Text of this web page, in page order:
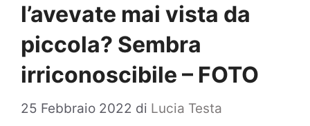
l’avevate mai vista da
piccola? Sembra
irriconoscibile – FOTO
25 Febbraio 2022 di Lucia Testa